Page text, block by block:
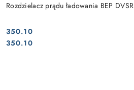
Rozdzielacz prądu ładowania BEP DVSR
Cena:
350.10
Cena:
350.10